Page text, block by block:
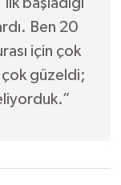
Ben 20
için çok
çok güzeldi;